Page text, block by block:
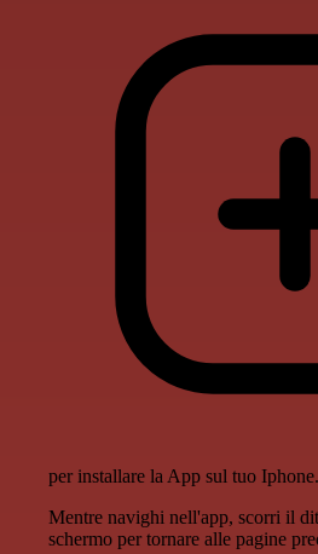
per installare la App sul tuo Iphone.
Mentre navighi nell'app, scorri il
schermo per tornare alle pagine